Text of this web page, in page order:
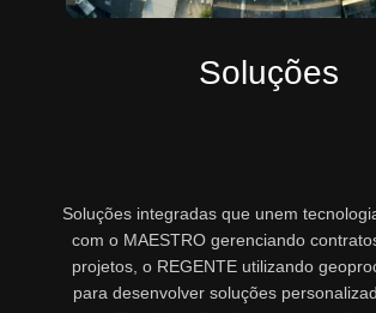
Soluções
Soluções integradas que unem
com o MAESTRO gerenciando
projetos, o REGENTE utilizando
para desenvolver soluções